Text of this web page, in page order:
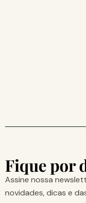
Fique por
Assine nossa
novidades, dicas e